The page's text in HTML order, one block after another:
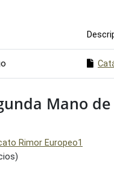
Mano
Rimor Europeo1